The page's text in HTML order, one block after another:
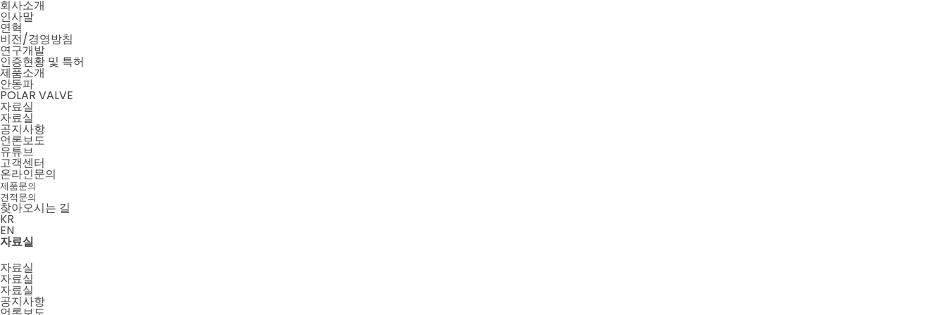
회사소개
인사말
연혁
비전/경영방침
연구개발
인증현황 및 특허
제품소개
안동파
POLAR VALVE
자료실
자료실
공지사항
언론보도
유튜브
고객센터
온라인문의
제품문의
견적문의
찾아오시는 길
KR
EN
메뉴 닫기
메뉴 열기
자료실
자료실
자료실
자료실
공지사항